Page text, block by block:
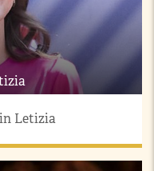
Letizia